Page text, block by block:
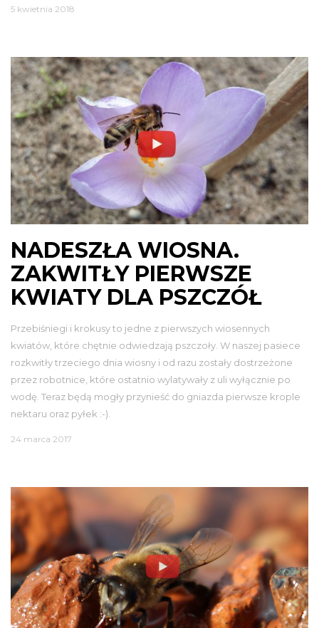
5 kwietnia 2018
NADESZŁA WIOSNA.
ZAKWITŁY PIERWSZE
KWIATY DLA PSZCZÓŁ
Przebiśniegi i krokusy to jedne z pierwszych wiosennych
kwiatów, które chętnie odwiedzają pszczoły. W naszej pasiece
rozkwitły trzeciego dnia wiosny i od razu zostały dostrzeżone
przez robotnice, które ostatnio wylatywały z uli wyłącznie po
wodę. Teraz będą mogły przynieść do gniazda pierwsze krople
nektaru oraz pyłek :-).
24 marca 2017